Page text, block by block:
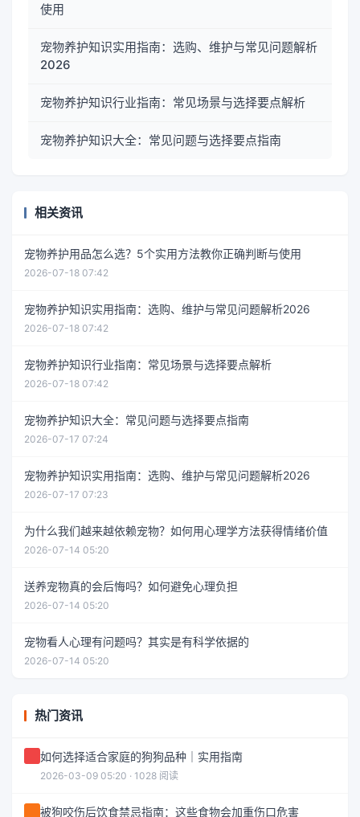
使用
宠物养护知识实用指南：选购、维护与常见问题解析
2026
宠物养护知识行业指南：常见场景与选择要点解析
宠物养护知识大全：常见问题与选择要点指南
相关资讯
宠物养护用品怎么选？5个实用方法教你正确判断与使用
2026-07-18 07:42
宠物养护知识实用指南：选购、维护与常见问题解析2026
2026-07-18 07:42
宠物养护知识行业指南：常见场景与选择要点解析
2026-07-18 07:42
宠物养护知识大全：常见问题与选择要点指南
2026-07-17 07:24
宠物养护知识实用指南：选购、维护与常见问题解析2026
2026-07-17 07:23
为什么我们越来越依赖宠物？如何用心理学方法获得情绪价值
2026-07-14 05:20
送养宠物真的会后悔吗？如何避免心理负担
2026-07-14 05:20
宠物看人心理有问题吗？其实是有科学依据的
2026-07-14 05:20
热门资讯
如何选择适合家庭的狗狗品种｜实用指南
2026-03-09 05:20 · 1028 阅读
被狗咬伤后饮食禁忌指南：这些食物会加重伤口危害